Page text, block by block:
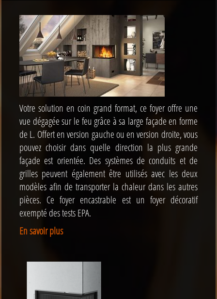
Votre solution en coin grand format, ce foyer offre une
vue dégagée sur le feu grâce à sa large façade en forme
de L. Offert en version gauche ou en version droite, vous
pouvez choisir dans quelle direction la plus grande
façade est orientée. Des systèmes de conduits et de
grilles peuvent également être utilisés avec les deux
modèles afin de transporter la chaleur dans les autres
pièces. Ce foyer encastrable est un foyer décoratif
exempté des tests EPA.
En savoir plus